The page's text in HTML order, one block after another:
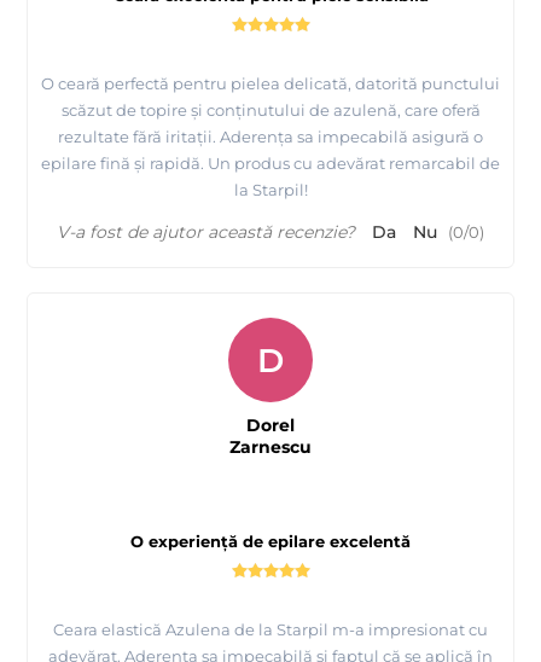
O ceară perfectă pentru pielea delicată, datorită punctului
scăzut de topire și conținutului de azulenă, care oferă
rezultate fără iritații. Aderența sa impecabilă asigură o
epilare fină și rapidă. Un produs cu adevărat remarcabil de
la Starpil!
V-a fost de ajutor această recenzie? Da Nu (0/0)
O experiență de epilare excelentă
Ceara elastică Azulena de la Starpil m-a impresionat cu
adevărat. Aderența sa impecabilă și faptul că se aplică în
D
Dorel
Zarnescu